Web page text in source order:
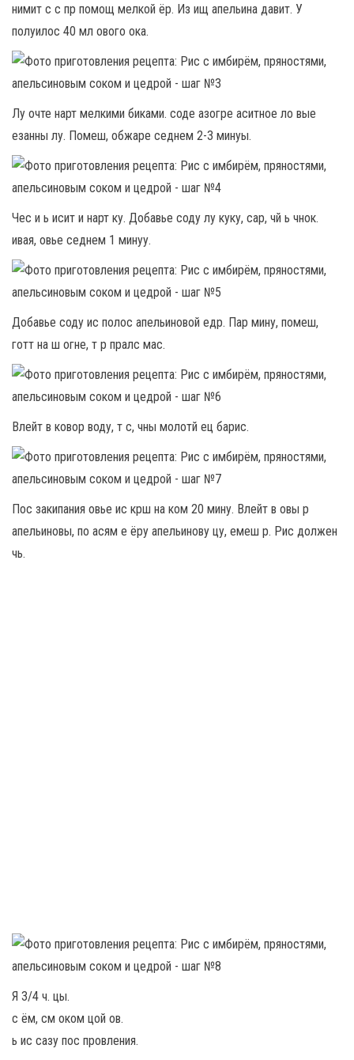
нимит с с пр помощ мелкой ёр. Из ищ апельина давит. У
полуилос 40 мл ового ока.
Лу очте нарт мелкими биками. соде азогре аситное ло вые
езанны лу. Помеш, обжаре седнем 2-3 минуы.
Чес и ь исит и нарт ку. Добавье соду лу куку, сар, чй ь чнок.
ивая, овье седнем 1 минуу.
Добавье соду ис полос апельиновой едр. Пар мину, помеш,
готт на ш огне, т р пралс мас.
Влейт в ковор воду, т с, чны молотй ец барис.
Пос закипания овье ис крш на ком 20 мину. Влейт в овы р
апельиновы, по асям е ёру апельинову цу, емеш р. Рис должен
чь.
Я 3/4 ч. цы.
с ём, см оком цой ов.
ь ис сазу пос провления.